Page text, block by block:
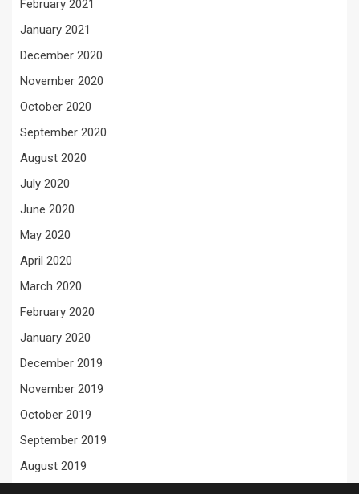
February 2021
January 2021
December 2020
November 2020
October 2020
September 2020
August 2020
July 2020
June 2020
May 2020
April 2020
March 2020
February 2020
January 2020
December 2019
November 2019
October 2019
September 2019
August 2019